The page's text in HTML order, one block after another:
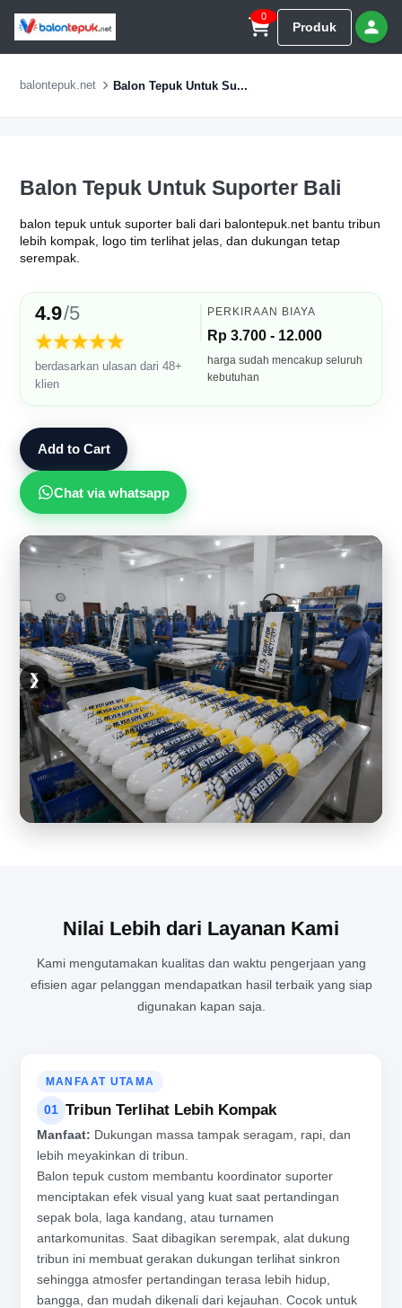
0
Produk
balontepuk.net Balon Tepuk Untuk Su...
Balon Tepuk Untuk Suporter Bali
balon tepuk untuk suporter bali dari balontepuk.net bantu tribun
lebih kompak, logo tim terlihat jelas, dan dukungan tetap
serempak.
4.9/5
★★★★★
berdasarkan ulasan dari 48+
klien
PERKIRAAN BIAYA
Rp 3.700 - 12.000
harga sudah mencakup seluruh
kebutuhan
Add to Cart
Chat via whatsapp
BALON TEPUK PROFESIONAL
❮
❯
Nilai Lebih dari Layanan Kami
Kami mengutamakan kualitas dan waktu pengerjaan yang
efisien agar pelanggan mendapatkan hasil terbaik yang siap
digunakan kapan saja.
MANFAAT UTAMA
01 Tribun Terlihat Lebih Kompak
Manfaat: Dukungan massa tampak seragam, rapi, dan
lebih meyakinkan di tribun.
Balon tepuk custom membantu koordinator suporter
menciptakan efek visual yang kuat saat pertandingan
sepak bola, laga kandang, atau turnamen
antarkomunitas. Saat dibagikan serempak, alat dukung
tribun ini membuat gerakan dukungan terlihat sinkron
sehingga atmosfer pertandingan terasa lebih hidup,
bangga, dan mudah dikenali dari kejauhan. Cocok untuk